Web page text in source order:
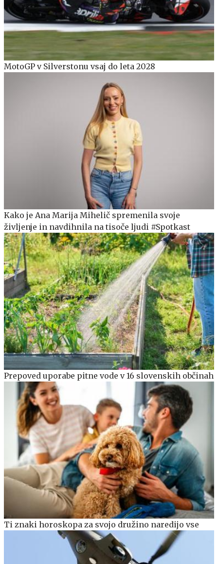
MotoGP v Silverstonu vsaj do leta 2028
Kako je Ana Marija Mihelič spremenila svoje
življenje in navdihnila na tisoče ljudi #Spotkast
Prepoved uporabe pitne vode v 16 slovenskih občinah
Ti znaki horoskopa za svojo družino naredijo vse